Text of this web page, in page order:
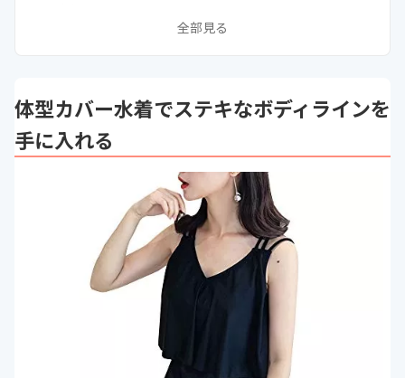
全部見る
体型カバー水着でステキなボディラインを
手に入れる